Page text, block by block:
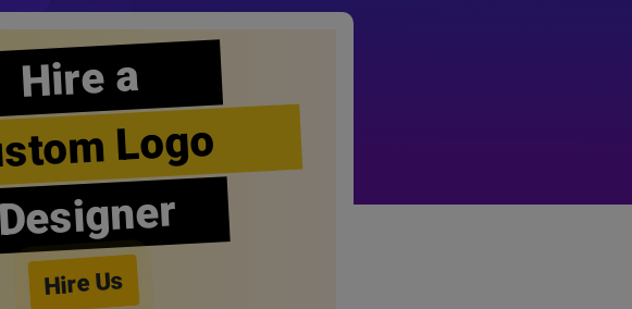
Hire a
Logo
Designer
Hire Us